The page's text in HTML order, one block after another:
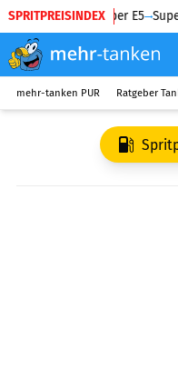
SPRITPREISINDEX
Diesel Super E5
mehr-tanken PUR Ratgeber